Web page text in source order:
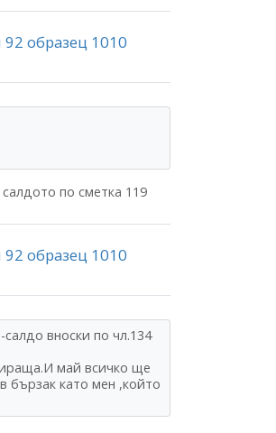
образец 1010
по сметка 119
образец 1010
вноски по чл.134
май всичко ще
бързак като мен ,който